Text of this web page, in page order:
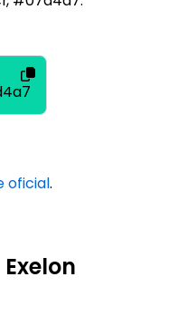
oficial.